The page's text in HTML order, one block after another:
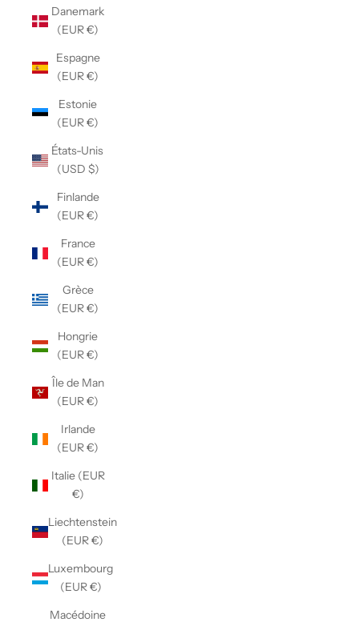
Danemark
(EUR €)
Espagne
(EUR €)
Estonie
(EUR €)
États-Unis
(USD $)
Finlande
(EUR €)
France
(EUR €)
Grèce
(EUR €)
Hongrie
(EUR €)
Île de Man
(EUR €)
Irlande
(EUR €)
Italie (EUR
€)
Liechtenstein
(EUR €)
Luxembourg
(EUR €)
Macédoine